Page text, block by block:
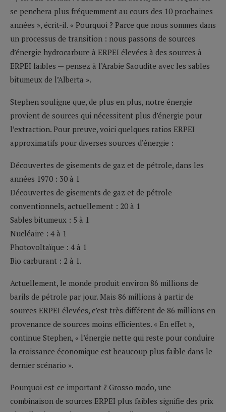
se penchera plus fréquemment au cours des 10 prochaines
années », écrit-il. « Pourquoi ? Parce que nous sommes dans
un processus de transition : nous passons de sources
d’énergie hydrocarbure à ERPEI élevées à des sources à
ERPEI faibles — pensez à l’Arabie Saoudite avec les sables
bitumeux de l’Alberta ».
Stephen souligne que, de plus en plus, notre énergie
provient de sources qui nécessitent plus d’énergie pour
l’extraction. Pour preuve, voici quelques ratios ERPEI
approximatifs pour diverses sources d’énergie :
Découvertes de gisements de gaz et de pétrole, dans les
années 1970 : 30 à 1
Découvertes de gisements de gaz et de pétrole
conventionnels, actuellement : 20 à 1
Sables bitumeux : 5 à 1
Nucléaire : 4 à 1
Photovoltaïque : 4 à 1
Bio carburant : 2 à 1.
Actuellement, le monde produit environ 86 millions de
barils de pétrole par jour. Mais 86 millions à partir de
sources ERPEI élevées, c’est très différent de 86 millions en
provenance de sources moins efficientes. « En effet »,
continue Stephen, « l’énergie nette qui reste pour conduire
la croissance économique est beaucoup plus faible dans le
dernier scénario ».
Pourquoi est-ce important ? Grosso modo, une
combinaison de sources ERPEI plus faibles signifie des prix